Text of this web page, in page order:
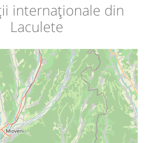
internaționale din
Laculete